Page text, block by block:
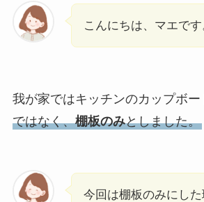
こんにちは、マエです
我が家ではキッチンのカップボー
ではなく、棚板のみとしました。
今回は棚板のみにし